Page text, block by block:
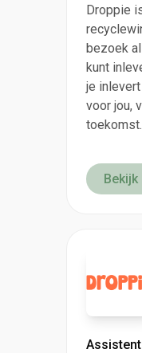
Droppie
bezoek
kunt
je
voor jou,